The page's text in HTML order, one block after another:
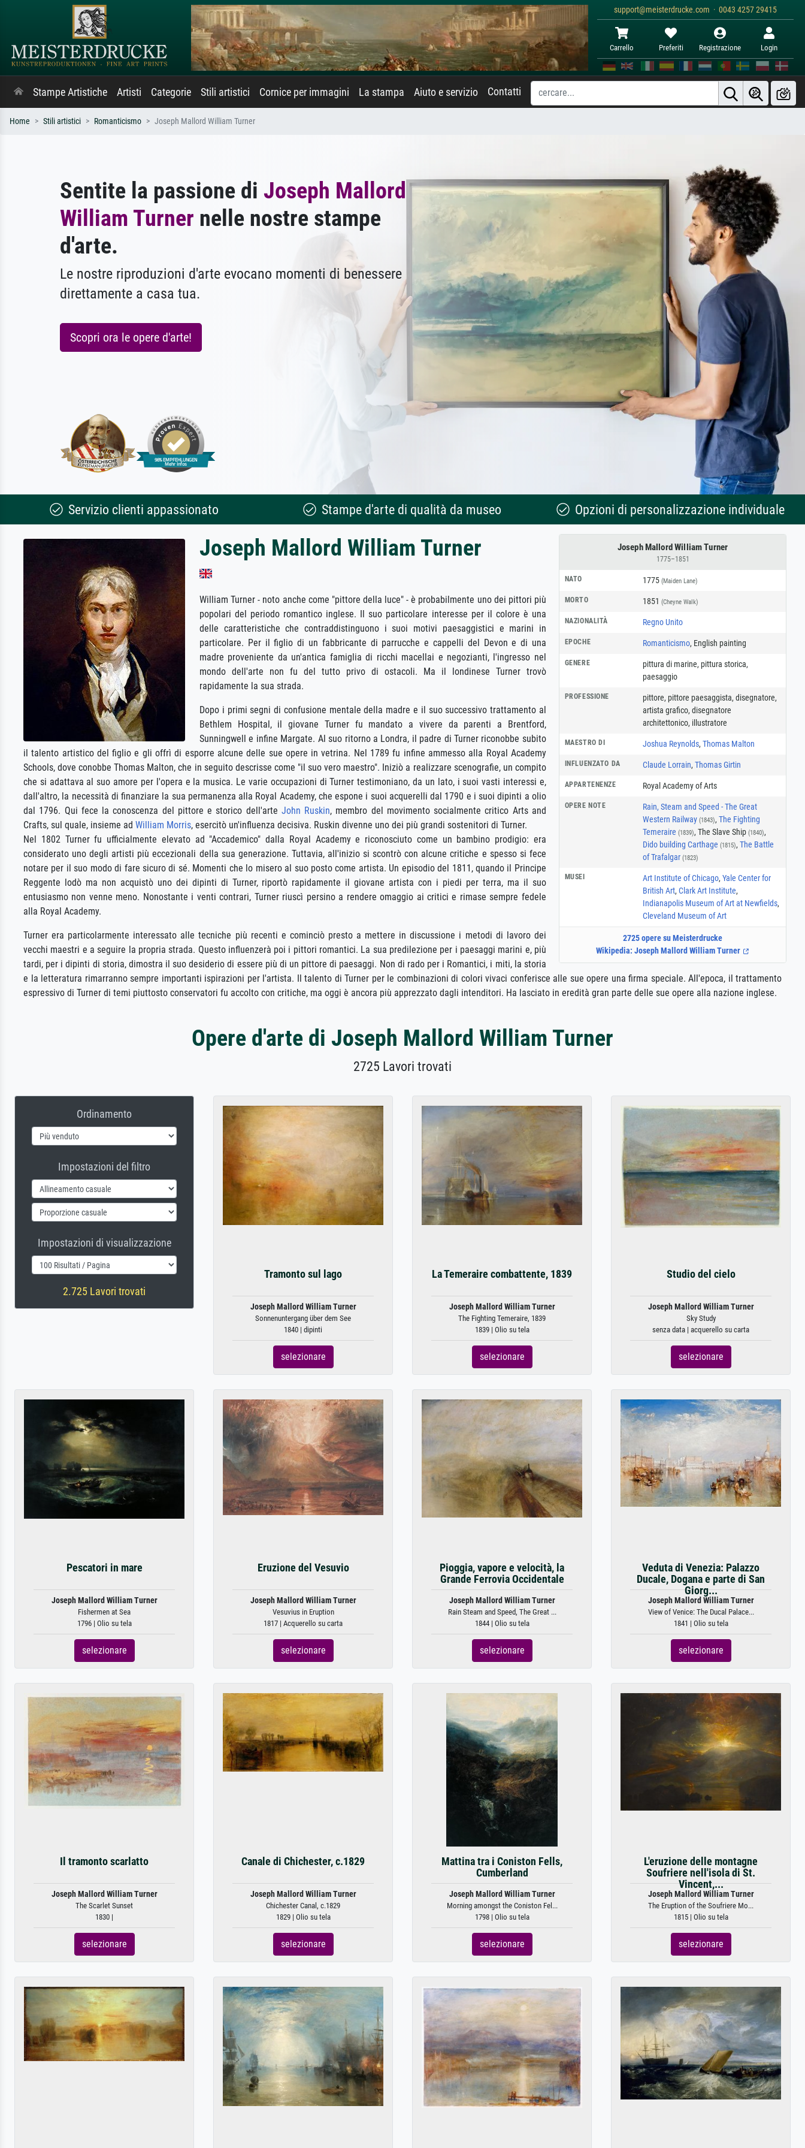
support@meisterdrucke.com · 0043 4257 29415
Carrello Preferiti Registrazione Login
Stampe Artistiche Artisti Categorie Stili artistici Cornice per immagini La stampa Aiuto e servizio Contatti
Home Stili artistici Romanticismo Joseph Mallord William Turner
Sentite la passione di Joseph Mallord
William Turner nelle nostre stampe
d'arte.
Le nostre riproduzioni d'arte evocano momenti di benessere
direttamente a casa tua.
Scopri ora le opere d'arte!
Servizio clienti appassionato Stampe d'arte di qualità da museo Opzioni di personalizzazione individuale
Joseph Mallord William Turner
1775–1851
NATO 1775 (Maiden Lane)
MORTO 1851 (Cheyne Walk)
NAZIONALITÀ Regno Unito
EPOCHE Romanticismo, English painting
GENERE pittura di marine, pittura storica,
paesaggio
PROFESSIONE pittore, pittore paesaggista, disegnatore,
artista grafico, disegnatore
architettonico, illustratore
MAESTRO DI Joshua Reynolds, Thomas Malton
INFLUENZATO DA Claude Lorrain, Thomas Girtin
APPARTENENZE Royal Academy of Arts
OPERE NOTE
Rain, Steam and Speed - The Great
Western Railway (1843), The Fighting
Temeraire (1839), The Slave Ship (1840),
Dido building Carthage (1815), The Battle
of Trafalgar (1823)
MUSEI Art Institute of Chicago, Yale Center for
British Art, Clark Art Institute,
Indianapolis Museum of Art at Newfields,
Cleveland Museum of Art
2725 opere su Meisterdrucke
Wikipedia: Joseph Mallord William Turner
Joseph Mallord William Turner
William Turner - noto anche come "pittore della luce" - è probabilmente uno dei pittori più
popolari del periodo romantico inglese. Il suo particolare interesse per il colore è una
delle caratteristiche che contraddistinguono i suoi motivi paesaggistici e marini in
particolare. Per il figlio di un fabbricante di parrucche e cappelli del Devon e di una
madre proveniente da un'antica famiglia di ricchi macellai e negozianti, l'ingresso nel
mondo dell'arte non fu del tutto privo di ostacoli. Ma il londinese Turner trovò
rapidamente la sua strada.
Dopo i primi segni di confusione mentale della madre e il suo successivo trattamento al
Bethlem Hospital, il giovane Turner fu mandato a vivere da parenti a Brentford,
Sunningwell e infine Margate. Al suo ritorno a Londra, il padre di Turner riconobbe subito
il talento artistico del figlio e gli offrì di esporre alcune delle sue opere in vetrina. Nel 1789 fu infine ammesso alla Royal Academy
Schools, dove conobbe Thomas Malton, che in seguito descrisse come "il suo vero maestro". Iniziò a realizzare scenografie, un compito
che si adattava al suo amore per l'opera e la musica. Le varie occupazioni di Turner testimoniano, da un lato, i suoi vasti interessi e,
dall'altro, la necessità di finanziare la sua permanenza alla Royal Academy, che espone i suoi acquerelli dal 1790 e i suoi dipinti a olio
dal 1796. Qui fece la conoscenza del pittore e storico dell'arte John Ruskin, membro del movimento socialmente critico Arts and
Crafts, sul quale, insieme ad William Morris, esercitò un'influenza decisiva. Ruskin divenne uno dei più grandi sostenitori di Turner.
Nel 1802 Turner fu ufficialmente elevato ad "Accademico" dalla Royal Academy e riconosciuto come un bambino prodigio: era
considerato uno degli artisti più eccezionali della sua generazione. Tuttavia, all'inizio si scontrò con alcune critiche e spesso si fece
notare per il suo modo di fare sicuro di sé. Momenti che lo misero al suo posto come artista. Un episodio del 1811, quando il Principe
Reggente lodò ma non acquistò uno dei dipinti di Turner, riportò rapidamente il giovane artista con i piedi per terra, ma il suo
entusiasmo non venne meno. Nonostante i venti contrari, Turner riuscì persino a rendere omaggio ai critici e rimase sempre fedele
alla Royal Academy.
Turner era particolarmente interessato alle tecniche più recenti e cominciò presto a mettere in discussione i metodi di lavoro dei
vecchi maestri e a seguire la propria strada. Questo influenzerà poi i pittori romantici. La sua predilezione per i paesaggi marini e, più
tardi, per i dipinti di storia, dimostra il suo desiderio di essere più di un pittore di paesaggi. Non di rado per i Romantici, i miti, la storia
e la letteratura rimarranno sempre importanti ispirazioni per l'artista. Il talento di Turner per le combinazioni di colori vivaci conferisce alle sue opere una firma speciale. All'epoca, il trattamento
espressivo di Turner di temi piuttosto conservatori fu accolto con critiche, ma oggi è ancora più apprezzato dagli intenditori. Ha lasciato in eredità gran parte delle sue opere alla nazione inglese.
Opere d'arte di Joseph Mallord William Turner
2725 Lavori trovati
Ordinamento
Impostazioni del filtro
Impostazioni di visualizzazione
2.725 Lavori trovati
Tramonto sul lago
Joseph Mallord William Turner
Sonnenuntergang über dem See
1840 | dipinti
selezionare
La Temeraire combattente, 1839
Joseph Mallord William Turner
The Fighting Temeraire, 1839
1839 | Olio su tela
selezionare
Studio del cielo
Joseph Mallord William Turner
Sky Study
senza data | acquerello su carta
selezionare
Pescatori in mare
Joseph Mallord William Turner
Fishermen at Sea
1796 | Olio su tela
selezionare
Eruzione del Vesuvio
Joseph Mallord William Turner
Vesuvius in Eruption
1817 | Acquerello su carta
selezionare
Pioggia, vapore e velocità, la
Grande Ferrovia Occidentale
Joseph Mallord William Turner
Rain Steam and Speed, The Great ...
1844 | Olio su tela
selezionare
Veduta di Venezia: Palazzo
Ducale, Dogana e parte di San
Giorg...
Joseph Mallord William Turner
View of Venice: The Ducal Palace...
1841 | Olio su tela
selezionare
Il tramonto scarlatto
Joseph Mallord William Turner
The Scarlet Sunset
1830 |
selezionare
Canale di Chichester, c.1829
Joseph Mallord William Turner
Chichester Canal, c.1829
1829 | Olio su tela
selezionare
Mattina tra i Coniston Fells,
Cumberland
Joseph Mallord William Turner
Morning amongst the Coniston Fel...
1798 | Olio su tela
selezionare
L'eruzione delle montagne
Soufriere nell'isola di St.
Vincent,...
Joseph Mallord William Turner
The Eruption of the Soufriere Mo...
1815 | Olio su tela
selezionare